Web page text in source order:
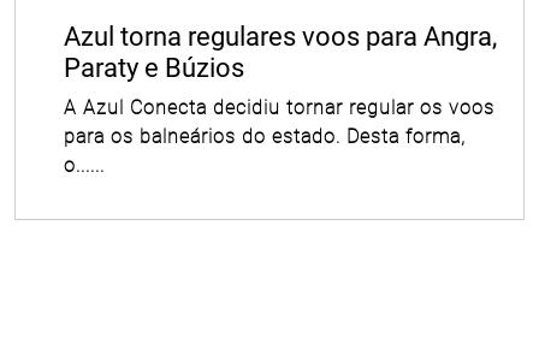
Azul torna regulares voos para Angra,
Paraty e Búzios
A Azul Conecta decidiu tornar regular os voos
para os balneários do estado. Desta forma,
o......